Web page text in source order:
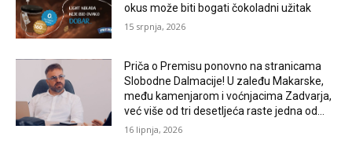
okus može biti bogati čokoladni užitak
15 srpnja, 2026
Priča o Premisu ponovno na stranicama
Slobodne Dalmacije! U zaleđu Makarske,
među kamenjarom i voćnjacima Zadvarja,
već više od tri desetljeća raste jedna od...
16 lipnja, 2026